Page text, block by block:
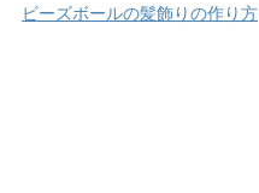
ビーズボールの髪飾りの作り方